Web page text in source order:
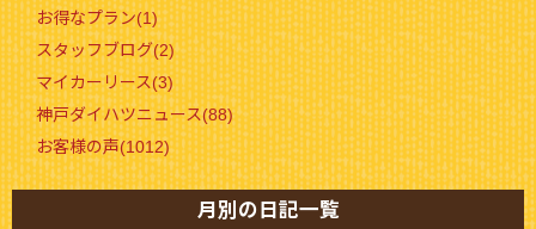
お得なプラン(1)
スタッフブログ(2)
マイカーリース(3)
神戸ダイハツニュース(88)
お客様の声(1012)
月別の日記一覧